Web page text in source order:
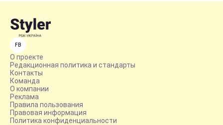
FB
О проекте
Редакционная политика и стандарты
Контакты
Команда
О компании
Реклама
Правила пользования
Правовая информация
Политика конфиденциальности